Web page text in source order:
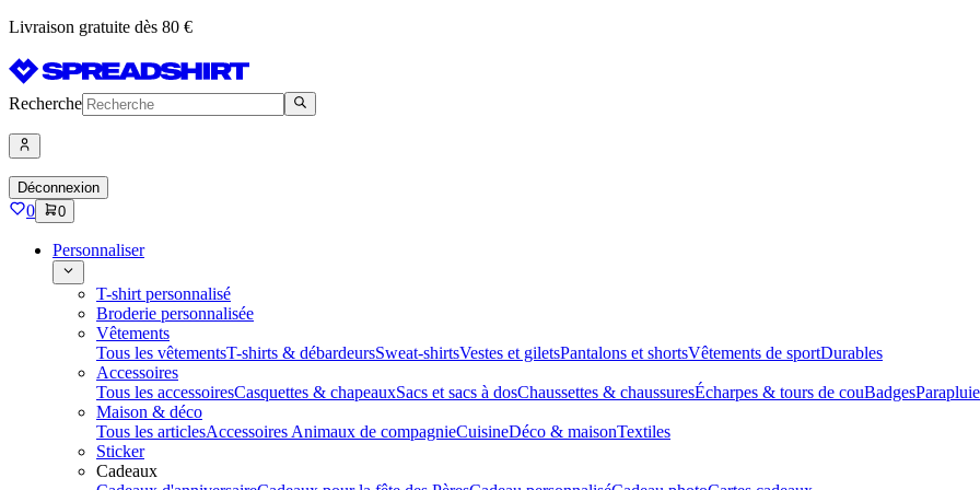
Livraison gratuite dès 80 €
Recherche
Déconnexion
0 0
Personnaliser
T-shirt personnalisé
Broderie personnalisée
Vêtements
Tous les vêtementsT-shirts & débardeursSweat-shirtsVestes et giletsPantalons et shortsVêtements de sportDurables
Accessoires
Tous les accessoiresCasquettes & chapeauxSacs et sacs à dosChaussettes & chaussuresÉcharpes & tours de couBadges
Maison & déco
Tous les articlesAccessoires Animaux de compagnieCuisineDéco & maisonTextiles
Sticker
Cadeaux